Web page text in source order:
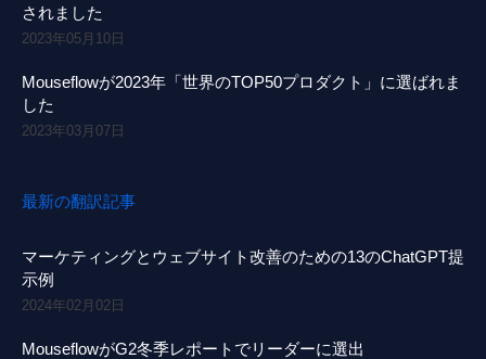
されました
2023年05月10日
Mouseflowが2023年「世界のTOP50プロダクト」に選ばれま
した
2023年03月07日
最新の翻訳記事
マーケティングとウェブサイト改善のための13のChatGPT提
示例
2024年02月02日
MouseflowがG2冬季レポートでリーダーに選出